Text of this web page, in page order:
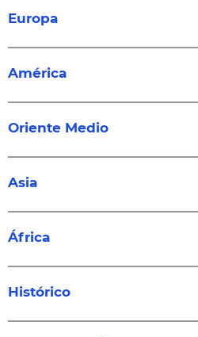
Europa
América
Oriente Medio
Asia
África
Histórico